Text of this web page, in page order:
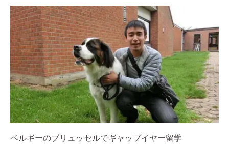
ベルギーのブリュッセルでギャップイヤー留学